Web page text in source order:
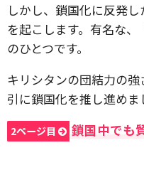
しかし、鎖国化に反発
を起こします。有名な
のひとつです。
キリシタンの団結力の
引に鎖国化を推し進めま
2ページ目 鎖国中でも